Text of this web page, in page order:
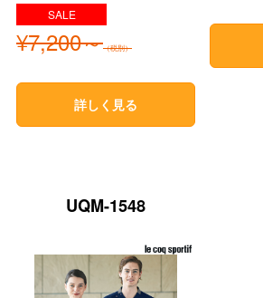
¥7,200～（税別）
詳しく見る
UQM-1548